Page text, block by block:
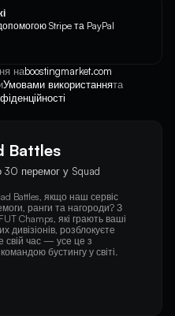
Stripe та PayPal
наboostingmarket.com
Умовами використаннята
Battles
30 перемог у Squad
Battles, якщо наш сервіс
ранги та нагороди? З
Champs, які грають ваші
дивізіонів, розблокуєте
свій час — усе це з
бустингу у світі.